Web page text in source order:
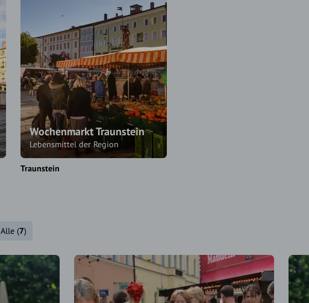
Wochenmarkt Traunstein
Lebensmittel der Region
Traunstein
Alle (7)